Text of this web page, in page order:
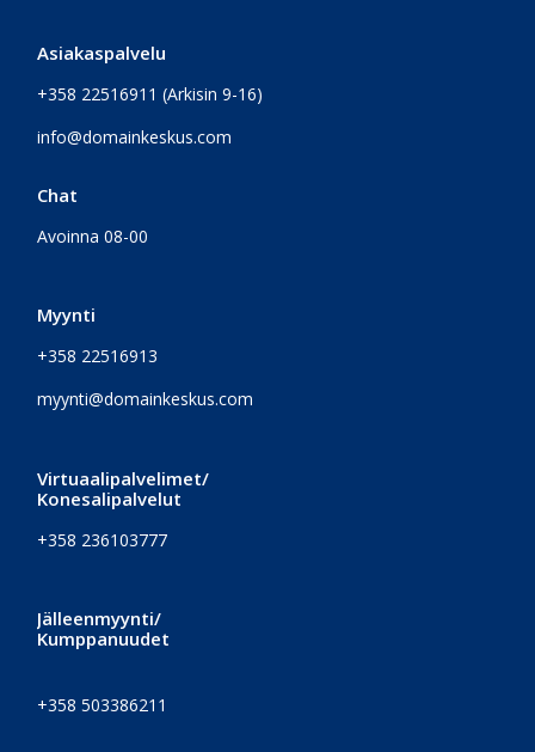
Asiakaspalvelu
+358 22516911 (Arkisin 9-16)
info@domainkeskus.com
Chat
Avoinna 08-00
Myynti
+358 22516913
myynti@domainkeskus.com
Virtuaalipalvelimet/
Konesalipalvelut
+358 236103777
Jälleenmyynti/
Kumppanuudet
+358 503386211